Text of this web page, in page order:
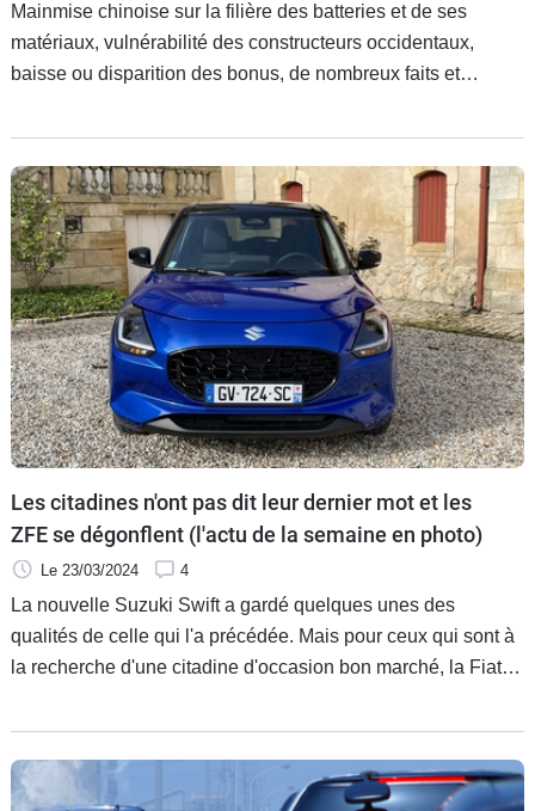
Mainmise chinoise sur la filière des batteries et de ses
matériaux, vulnérabilité des constructeurs occidentaux,
baisse ou disparition des bonus, de nombreux faits et
électriques dans 11 ans en Europe.
Les citadines n'ont pas dit leur dernier mot et les
ZFE se dégonflent (l'actu de la semaine en photo)
Le 23/03/2024 4
La nouvelle Suzuki Swift a gardé quelques unes des
qualités de celle qui l'a précédée. Mais pour ceux qui sont à
la recherche d'une citadine d'occasion bon marché, la Fiat
crainte dans les ZFE, malgré une vignette Cit'Air 3 :
l'interdiction d'y circuler est levée, sauf à Paris et Lyon.